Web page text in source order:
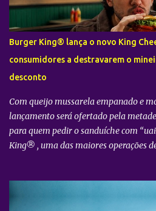
Sorvetiño , em Copacabana. Como
recebe a Ice Cream Party – Encontro
que reunirá convidados em uma
gastronomia, música e conteúdo,
Doce Maravilha . Clientes Bradesco
na compra do sabor durante o perí...
Burger King® lança o novo King
consumidores a destravarem o
desconto
Com queijo mussarela empanado e
lançamento será ofertado pela
para quem pedir o sanduíche com
King® , uma das maiores operações
aposta para dar continuidade ao